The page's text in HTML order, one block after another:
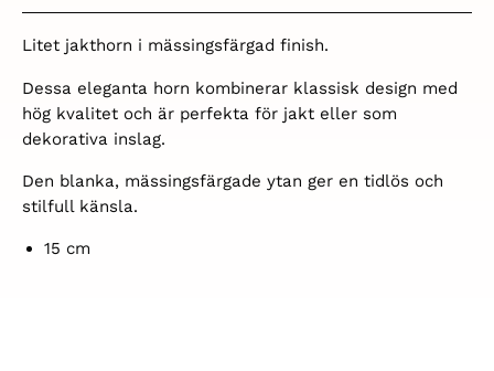
Litet jakthorn i mässingsfärgad finish.
Dessa eleganta horn kombinerar klassisk design med
hög kvalitet och är perfekta för jakt eller som
dekorativa inslag.
Den blanka, mässingsfärgade ytan ger en tidlös och
stilfull känsla.
15 cm